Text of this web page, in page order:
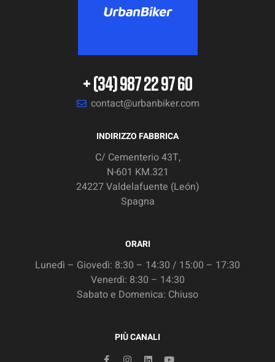
+ (34) 987 22 97 60
contact@urbanbiker.com
INDIRIZZO FABBRICA
C/ Cementerio 43T,
N-601 KM.321
24227 Valdelafuente (León)
Spagna
ORARI
Lunedì – Giovedì: 8:30 – 14:30 / 15:00 – 17:30
Venerdì: 8:30 – 14:30
Sabato e Domenica: Chiuso
PIÙ CANALI